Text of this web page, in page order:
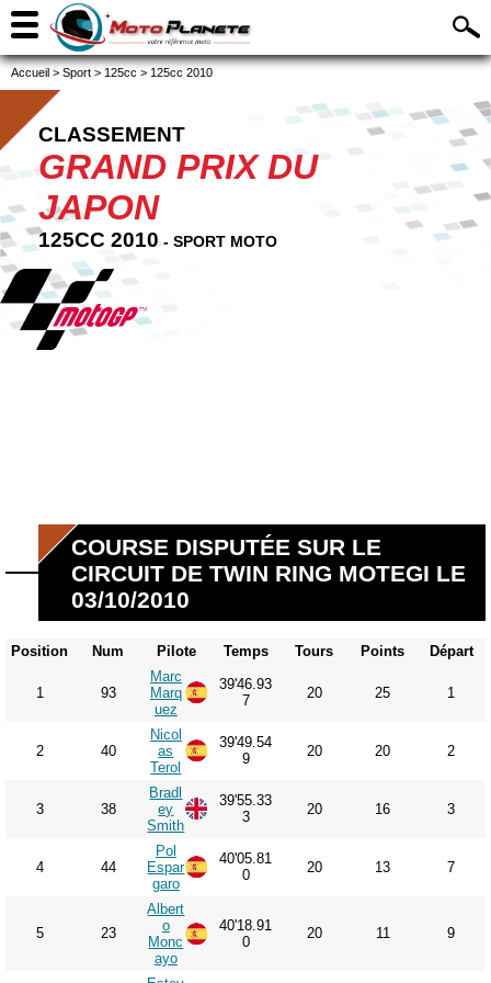
Accueil > Sport > 125cc > 125cc 2010
CLASSEMENT
GRAND PRIX DU
JAPON
125CC 2010 - SPORT MOTO
COURSE DISPUTÉE SUR LE
CIRCUIT DE TWIN RING MOTEGI LE
03/10/2010
Position Num Pilote Temps Tours Points Départ
1 93
Marc
Marq
uez
39'46.93
7
20 25 1
2 40
Nicol
as
Terol
39'49.54
9
20 20 2
3 38
Bradl
ey
Smith
39'55.33
3
20 16 3
4 44
Pol
Espar
garo
40'05.81
0
20 13 7
5 23
Albert
o
Monc
ayo
40'18.91
0
20 11 9